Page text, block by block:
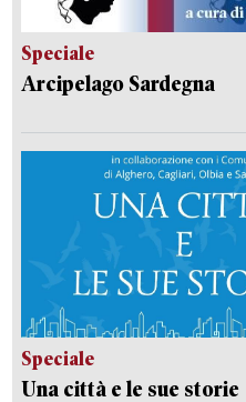
Speciale
Arcipelago Sardegna
Speciale
Una città e le sue storie